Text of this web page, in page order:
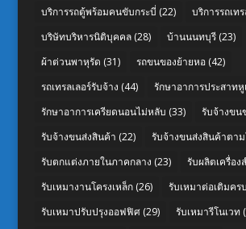
บริการรถตู้พร้อมคนขับกระบี่ (22) บริการรถเท
บริษัทบริหารนิติบุคคล(28) บ้านนนทบุรี(23)
ผ้าต่วนพาหุรัด (31) รถขนของย้ายหอ(42)
รถเทรลเลอร์รับจ้าง (44) รักษาอาการประสาทหู
รักษาอาการเครียดนอนไม่หลับ (33) รับจ้างขน
รับจ้างขนส่งสินค้า (22) รับจ้างขนส่งสินค้าตาม
รับตกแต่งภายในภาคกลาง (23) รับผลิตเครื่อง
รับเหมางานโครงเหล็ก(26) รับเหมาต่อเติมคร
รับเหมาปรับปรุงออฟฟิศ(29) รับเหมารีโนเวท